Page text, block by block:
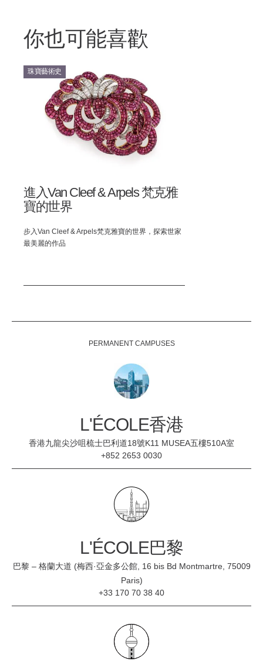
你也可能喜歡
珠寶藝術史
進入Van Cleef & Arpels 梵克雅
寶的世界
步入Van Cleef & Arpels梵克雅寶的世界，探索世家
最美麗的作品
PERMANENT CAMPUSES
L'ÉCOLE香港
香港九龍尖沙咀梳士巴利道18號K11 MUSEA五樓510A室
+852 2653 0030
L'ÉCOLE巴黎
巴黎 – 格蘭大道 (梅西·亞金多公館, 16 bis Bd Montmartre, 75009
Paris)
+33 170 70 38 40